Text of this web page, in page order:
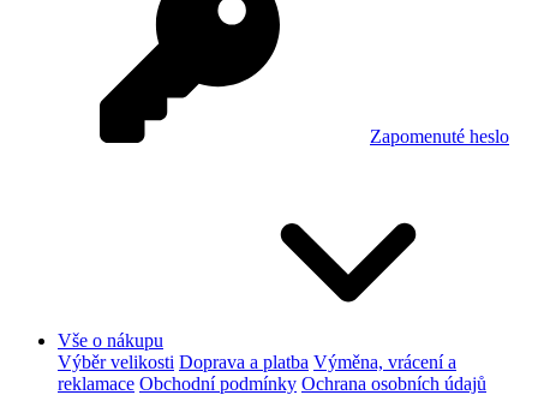
Zapomenuté heslo
Vše o nákupu
Výběr velikosti Doprava a platba Výměna, vrácení a
reklamace Obchodní podmínky Ochrana osobních údajů